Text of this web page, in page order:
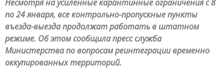
Несмотря на усиленные карантинные ограничения с 8
по 24 января, все контрольно-пропускные пункты
въезда-выезда продолжат работать в штатном
режиме. Об этом сообщила пресс служба
Министерства по вопросам реинтеграции временно
оккупированных территорий.